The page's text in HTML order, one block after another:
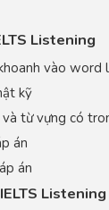
Listening
vào word
kỹ
từ vựng có
án
án
Listening